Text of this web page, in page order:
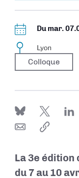
Du mar.
Lyon
Colloque
La 3e édition
du 7 au 10